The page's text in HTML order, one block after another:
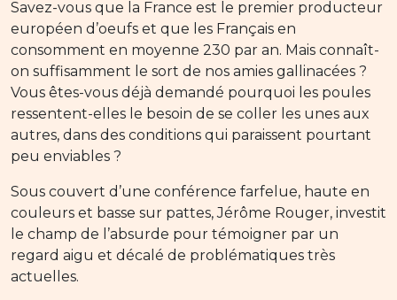
Savez-vous que la France est le premier producteur
européen d’oeufs et que les Français en
consomment en moyenne 230 par an. Mais connaît-
on suffisamment le sort de nos amies gallinacées ?
Vous êtes-vous déjà demandé pourquoi les poules
ressentent-elles le besoin de se coller les unes aux
autres, dans des conditions qui paraissent pourtant
peu enviables ?
Sous couvert d’une conférence farfelue, haute en
couleurs et basse sur pattes, Jérôme Rouger, investit
le champ de l’absurde pour témoigner par un
regard aigu et décalé de problématiques très
actuelles.